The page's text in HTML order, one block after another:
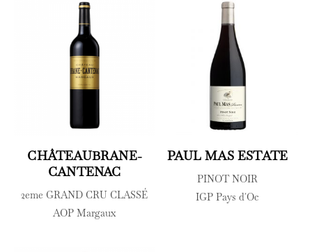
CHÂTEAUBRANE-
CANTENAC
2eme GRAND CRU CLASSÉ
AOP Margaux
PAUL MAS ESTATE
PINOT NOIR
IGP Pays d´Oc